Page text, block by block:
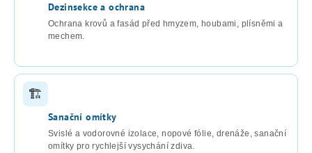
Dezinsekce a ochrana
Ochrana krovů a fasád před hmyzem, houbami, plísněmi a
mechem.
🏗
Sanační omítky
Svislé a vodorovné izolace, nopové fólie, drenáže, sanační
omítky pro rychlejší vysychání zdiva.